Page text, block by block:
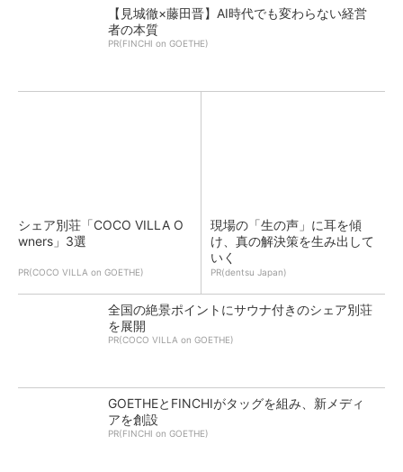
【見城徹×藤田晋】AI時代でも変わらない経営
者の本質
PR(FINCHI on GOETHE)
シェア別荘「COCO VILLA O
wners」3選
PR(COCO VILLA on GOETHE)
現場の「生の声」に耳を傾
け、真の解決策を生み出して
いく
PR(dentsu Japan)
全国の絶景ポイントにサウナ付きのシェア別荘
を展開
PR(COCO VILLA on GOETHE)
GOETHEとFINCHIがタッグを組み、新メディ
アを創設
PR(FINCHI on GOETHE)